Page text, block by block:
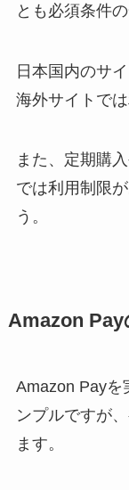
とも必須条件の
日本国内のサ
海外サイトで
また、定期購
では利用制限
う。
Amazon Pay
Amazon Payを
ンプルですが
ます。